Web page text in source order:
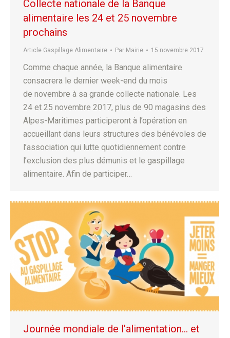
Collecte nationale de la Banque
alimentaire les 24 et 25 novembre
prochains
Article Gaspillage Alimentaire Par Mairie 15 novembre 2017
Comme chaque année, la Banque alimentaire
consacrera le dernier week-end du mois
de novembre à sa grande collecte nationale. Les
24 et 25 novembre 2017, plus de 90 magasins des
Alpes-Maritimes participeront à l’opération en
accueillant dans leurs structures des bénévoles de
l’association qui lutte quotidiennement contre
l’exclusion des plus démunis et le gaspillage
alimentaire. Afin de participer…
Journée mondiale de l’alimentation… et